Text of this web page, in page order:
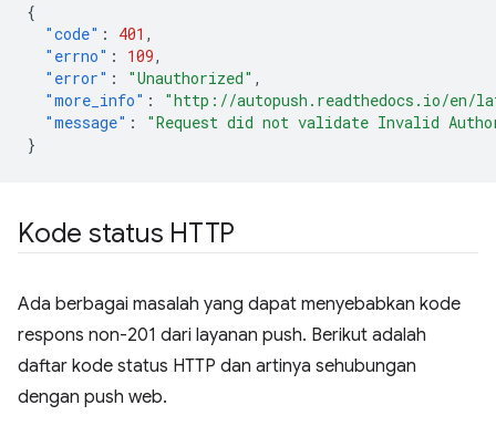
{
"code" : 401 ,
"errno" : 109,
"error" : "Unauthorized" ,
"more_info" :
"http://autopush.readthedocs.io/en/
"message" :
"Request did not validate Invalid
}
Kode status HTTP
Ada berbagai masalah yang dapat menyebabkan kode
respons non-201 dari layanan push. Berikut adalah
daftar kode status HTTP dan artinya sehubungan
dengan push web.